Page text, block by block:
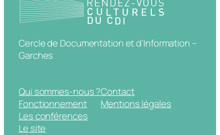
Cercle de Documentation et d'Information –
Garches
Qui sommes-nous ?
Fonctionnement
Les conférences
Le site
Contact
Mentions légales